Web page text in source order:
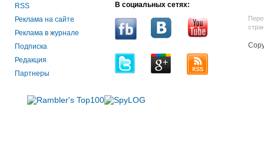
RSS
Реклама на сайте
Реклама в журнале
Подписка
Редакция
Партнеры
В социальных сетях: